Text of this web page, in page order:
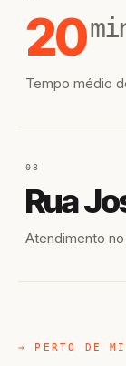
20
Tempo médio
03
Rua
Atendimento
→ PERTO DE